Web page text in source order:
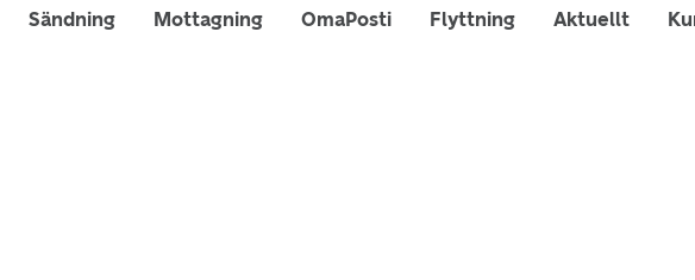
Sändning Mottagning OmaPosti Flyttning Aktuellt